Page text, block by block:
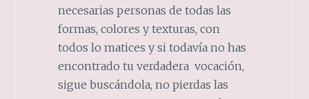
necesarias personas de todas las
formas, colores y texturas, con
todos lo matices y si todavía no has
encontrado tu verdadera vocación,
sigue buscándola, no pierdas las